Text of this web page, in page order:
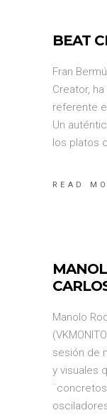
BEAT
Fran
Creator,
referente
Un
los platos
READ
Manolo
sesión de
y visuales